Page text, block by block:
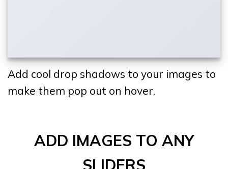
Add cool drop shadows to your images to
make them pop out on hover.
ADD IMAGES TO ANY
SLIDERS